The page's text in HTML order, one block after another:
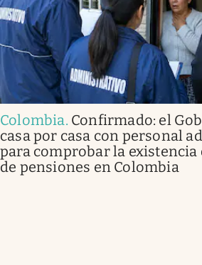
Colombia. Confirmado: el
casa por casa con personal
para comprobar la
de pensiones en Colombia